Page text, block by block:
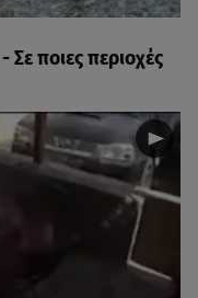
ποιες περιοχές